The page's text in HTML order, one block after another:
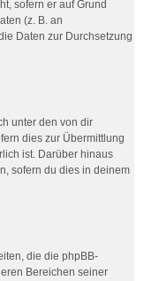
sofern er auf Grund
(z. B. an
Daten zur Durchsetzung
unter den von dir
dies zur Übermittlung
ist. Darüber hinaus
sofern du dies in deinem
die die phpBB-
Bereichen seiner